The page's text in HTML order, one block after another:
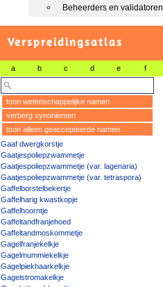
Beheerders en validatoren
Verspreidingsatlas
a b c d e f
toon wetenschappelijke namen
verberg synoniemen
toon alleen geaccepteerde namen
Gaaf dwergkorstje
Gaatjespoliepzwammetje
Gaatjespoliepzwammetje (var. lagenaria)
Gaatjespoliepzwammetje (var. tetraspora)
Gaffelborstelbekertje
Gaffelharig kwastkopje
Gaffelhoorntje
Gaffeltandfranjehoed
Gaffeltandmoskommetje
Gagelfranjekelkje
Gagelmummiekelkje
Gagelpiekhaarkelkje
Gagelstromakelkje